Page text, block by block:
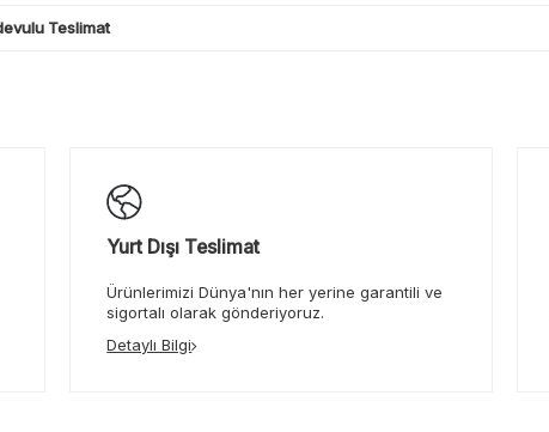
Teslimat
Yurt Dışı Teslimat
Ürünlerimizi Dünya'nın her yerine garantili ve
sigortalı olarak gönderiyoruz.
Detaylı Bilgi